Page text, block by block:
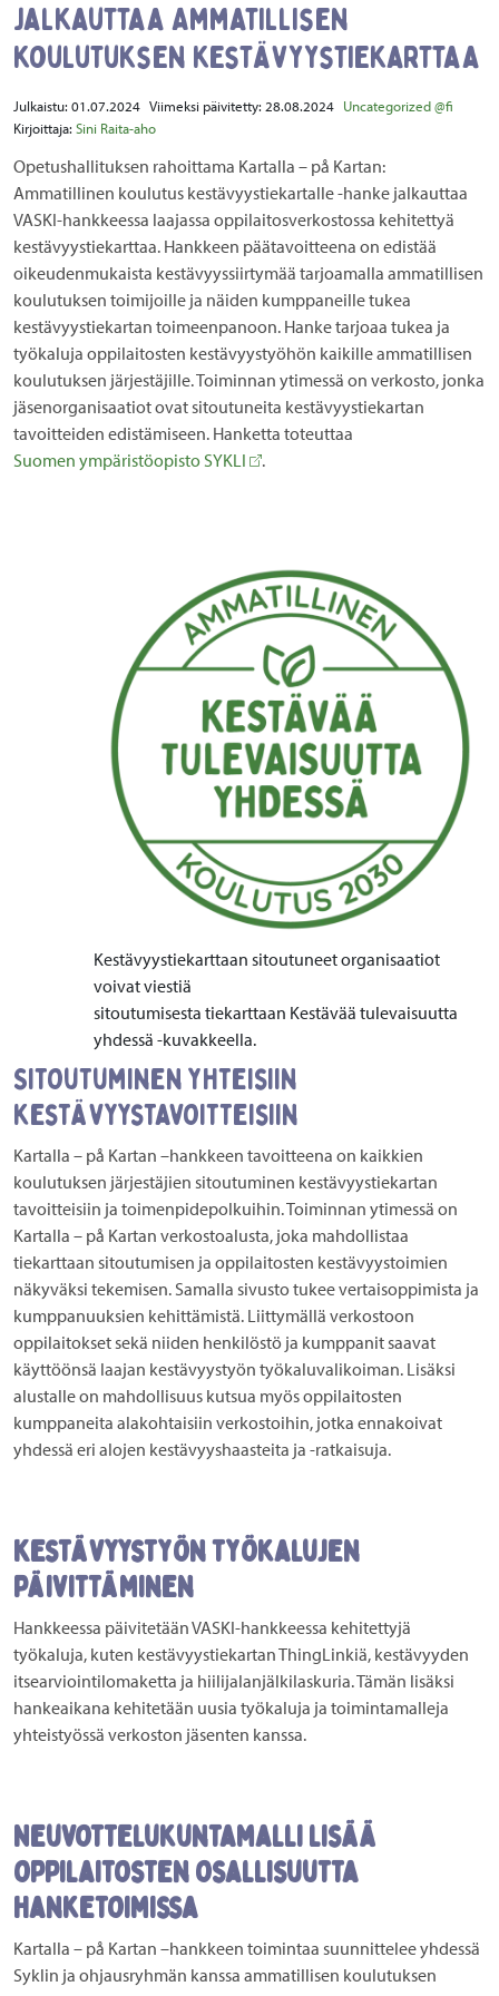
jalkauttaa Ammatillisen
koulutuksen kestävyystiekarttaa
Julkaistu: 01.07.2024 Viimeksi päivitetty: 28.08.2024 Uncategorized @fi
Kirjoittaja: Sini Raita-aho
Opetushallituksen rahoittama Kartalla – på Kartan:
Ammatillinen koulutus kestävyystiekartalle -hanke jalkauttaa
VASKI-hankkeessa laajassa oppilaitosverkostossa kehitettyä
kestävyystiekarttaa. Hankkeen päätavoitteena on edistää
oikeudenmukaista kestävyyssiirtymää tarjoamalla ammatillisen
koulutuksen toimijoille ja näiden kumppaneille tukea
kestävyystiekartan toimeenpanoon. Hanke tarjoaa tukea ja
työkaluja oppilaitosten kestävyystyöhön kaikille ammatillisen
koulutuksen järjestäjille. Toiminnan ytimessä on verkosto, jonka
jäsenorganisaatiot ovat sitoutuneita kestävyystiekartan
tavoitteiden edistämiseen. Hanketta toteuttaa
Suomen ympäristöopisto SYKLI
.
Kestävyystiekarttaan sitoutuneet organisaatiot
voivat viestiä
sitoutumisesta tiekarttaan Kestävää tulevaisuutta
yhdessä -kuvakkeella.
Sitoutuminen yhteisiin
kestävyystavoitteisiin
Kartalla – på Kartan –hankkeen tavoitteena on kaikkien
koulutuksen järjestäjien sitoutuminen kestävyystiekartan
tavoitteisiin ja toimenpidepolkuihin. Toiminnan ytimessä on
Kartalla – på Kartan verkostoalusta, joka mahdollistaa
tiekarttaan sitoutumisen ja oppilaitosten kestävyystoimien
näkyväksi tekemisen. Samalla sivusto tukee vertaisoppimista ja
kumppanuuksien kehittämistä. Liittymällä verkostoon
oppilaitokset sekä niiden henkilöstö ja kumppanit saavat
käyttöönsä laajan kestävyystyön työkaluvalikoiman. Lisäksi
alustalle on mahdollisuus kutsua myös oppilaitosten
kumppaneita alakohtaisiin verkostoihin, jotka ennakoivat
yhdessä eri alojen kestävyyshaasteita ja -ratkaisuja.
Kestävyystyön työkalujen
päivittäminen
Hankkeessa päivitetään VASKI-hankkeessa kehitettyjä
työkaluja, kuten kestävyystiekartan ThingLinkiä, kestävyyden
itsearviointilomaketta ja hiilijalanjälkilaskuria. Tämän lisäksi
hankeaikana kehitetään uusia työkaluja ja toimintamalleja
yhteistyössä verkoston jäsenten kanssa.
Neuvottelukuntamalli lisää
oppilaitosten osallisuutta
hanketoimissa
Kartalla – på Kartan –hankkeen toimintaa suunnittelee yhdessä
Syklin ja ohjausryhmän kanssa ammatillisen koulutuksen